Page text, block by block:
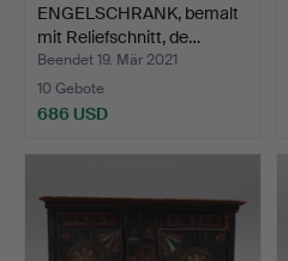
ENGELSCHRANK, bemalt
mit Reliefschnitt, de…
Beendet 19. Mär 2021
10 Gebote
686 USD